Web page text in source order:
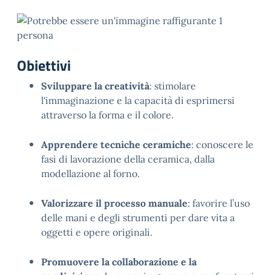
Obiettivi
Sviluppare la creatività: stimolare
l'immaginazione e la capacità di esprimersi
attraverso la forma e il colore.
Apprendere tecniche ceramiche: conoscere le
fasi di lavorazione della ceramica, dalla
modellazione al forno.
Valorizzare il processo manuale: favorire l’uso
delle mani e degli strumenti per dare vita a
oggetti e opere originali.
Promuovere la collaborazione e la